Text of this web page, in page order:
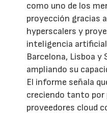
como uno de los
proyección gracias
hyperscalers y
inteligencia
Barcelona, Lisboa y
ampliando su
El informe señala
creciendo tanto por
proveedores cloud